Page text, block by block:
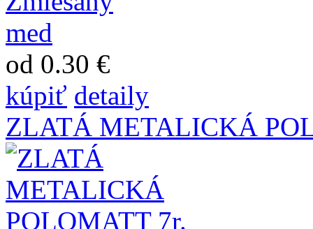
od 0.30 €
kúpiť detaily
ZLATÁ METALICKÁ